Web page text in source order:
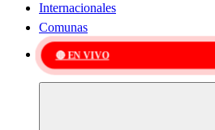
Internacionales
Comunas
🔴 EN VIVO